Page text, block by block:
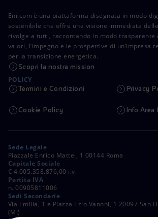
Eni.com è una piattaforma disegnata in modo
sostenibile che offre una visione immediata
rivolge a tutti, raccontando in modo trasparente
valori, l’impegno e le prospettive di un’impresa
per la transizione energetica.
Scopri la nostra mission
POLICY
Termini e Condizioni Privacy
Cookie Policy Info Area
Sede Legale
Piazzale Enrico Mattei, 1 00144 Roma
Capitale Sociale
€ 4.005.358.876,00 i.v.
Partita IVA
n. 00905811006
Sedi Secondarie
Via Emilia, 1 e Piazza Ezio Vanoni, 1 20097 San
(MI)